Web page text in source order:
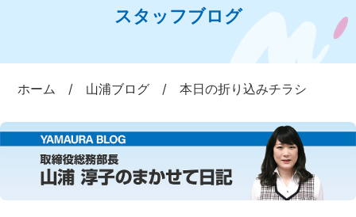
スタッフブログ
ホーム / 山浦ブログ /本日の折り込みチラシ